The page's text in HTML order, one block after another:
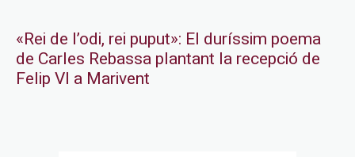
«Rei de l’odi, rei puput»: El duríssim poema
de Carles Rebassa plantant la recepció de
Felip VI a Marivent